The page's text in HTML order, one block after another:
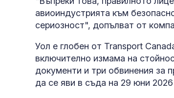
авиоиндустрията към
сериозност", допълват от
Уол е глобен от Transport
включително измама на
документи и три обвинения за
да се яви в съда на 29 юни 2026